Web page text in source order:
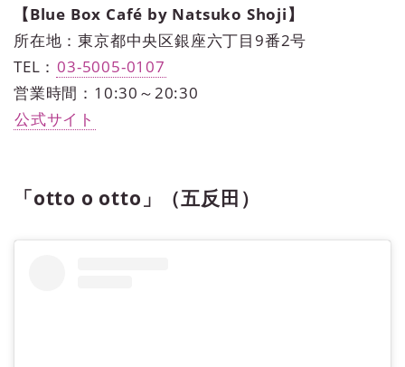
【Blue Box Café by Natsuko Shoji】
所在地：東京都中央区銀座六丁目9番2号
TEL： 03-5005-0107
営業時間：10:30～20:30
公式サイト
「otto o otto」（五反田）